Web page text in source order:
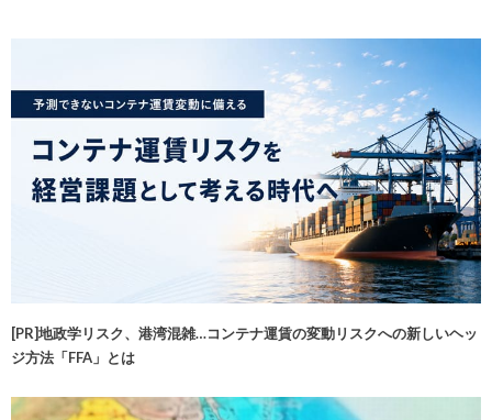
[PR]地政学リスク、港湾混雑…コンテナ運賃の変動リスクへの新しいヘッ
ジ方法「FFA」とは